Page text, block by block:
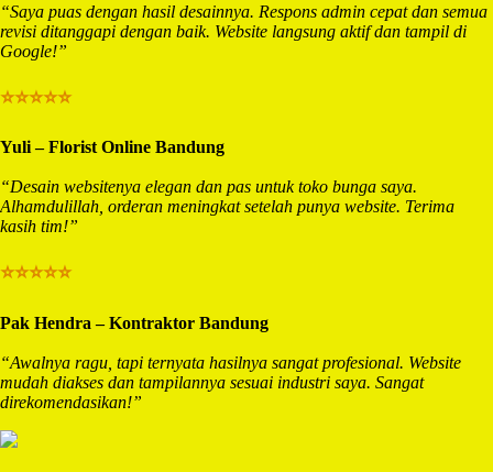
“Saya puas dengan hasil desainnya. Respons admin cepat dan semua
revisi ditanggapi dengan baik. Website langsung aktif dan tampil di
Google!”
⭐⭐⭐⭐⭐
Yuli – Florist Online Bandung
“Desain websitenya elegan dan pas untuk toko bunga saya.
Alhamdulillah, orderan meningkat setelah punya website. Terima
kasih tim!”
⭐⭐⭐⭐⭐
Pak Hendra – Kontraktor Bandung
“Awalnya ragu, tapi ternyata hasilnya sangat profesional. Website
mudah diakses dan tampilannya sesuai industri saya. Sangat
direkomendasikan!”